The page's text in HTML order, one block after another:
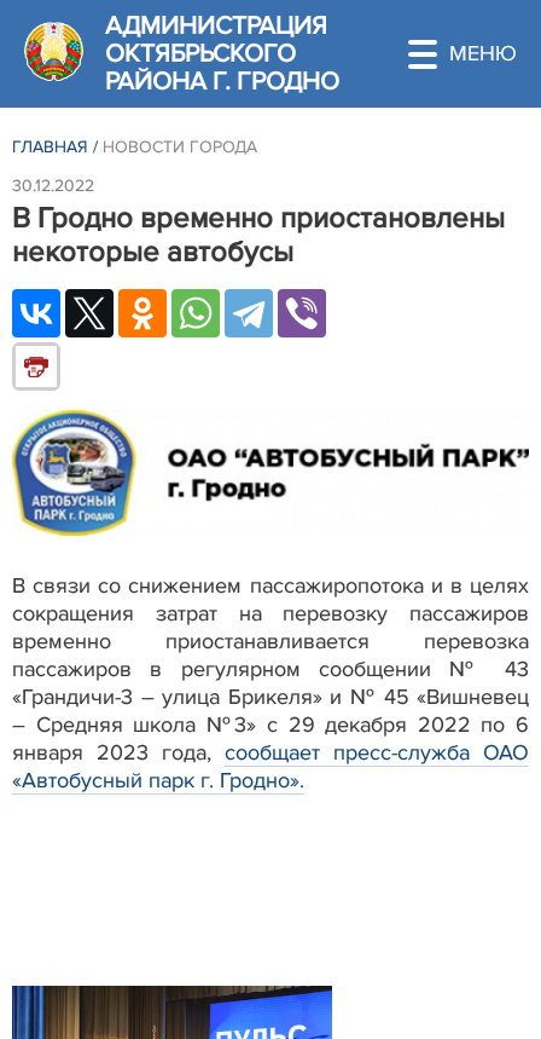
АДМИНИСТРАЦИЯ
ОКТЯБРЬСКОГО
РАЙОНА Г. ГРОДНО
ГЛАВНАЯ / НОВОСТИ ГОРОДА
30.12.2022
В Гродно временно приостановлены
некоторые автобусы
В связи со снижением пассажиропотока и в целях
сокращения затрат на перевозку пассажиров
временно приостанавливается перевозка
пассажиров в регулярном сообщении № 43
«Грандичи-3 – улица Брикеля» и № 45 «Вишневец
– Средняя школа №3» с 29 декабря 2022 по 6
января 2023 года, сообщает пресс-служба ОАО
«Автобусный парк г. Гродно».